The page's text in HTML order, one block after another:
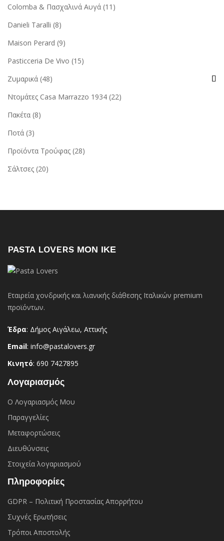
Colomba & Πασχαλινά Αυγά (11)
Danieli Taralli (8)
Maison Perard (9)
Pasticceria De Vivo (15)
Ζυμαρικά (48)
Ντομάτες Casa Marrazzo 1934 (22)
Πακέτα (8)
Ποτά (3)
Προϊόντα Τρούφας (28)
Σάλτσες (20)
PASTA LOVERS ΜΟΝ ΙΚΕ
Εταιρεία χονδρικής και λιανικής διάθεσης Ιταλικών premium
προϊόντων.
Έδρα: Δήμος Αιγάλεω, Αττικής
Email: info@pastalovers.gr
Κινητό: 690 7427895
Λογαριασμός
Ο Λογαριασμός Μου
Παραγγελίες
Μεταφορτώσεις
Διευθύνσεις
Στοιχεία λογαριασμού
Πληροφορίες
GDPR – Πολιτική Προστασίας Απορρήτου
Συχνές Eρωτήσεις
Τρόποι Αποστολής